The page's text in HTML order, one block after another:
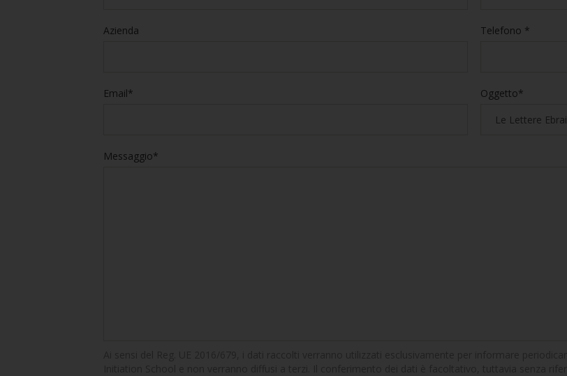
Azienda Telefono *
Email* Oggetto*
Messaggio*